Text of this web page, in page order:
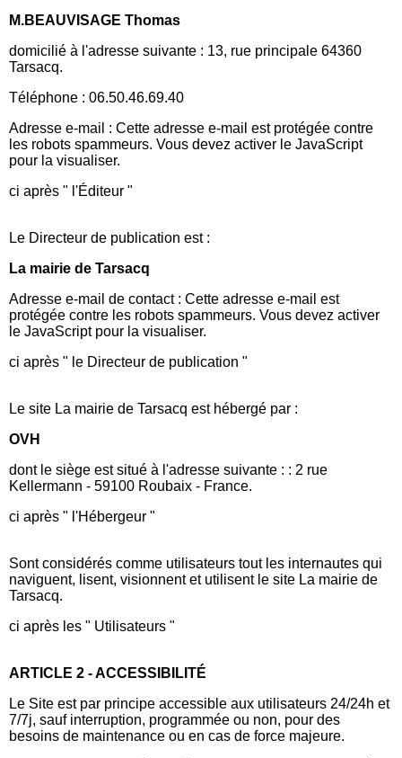
M.BEAUVISAGE Thomas
domicilié à l'adresse suivante : 13, rue principale 64360
Tarsacq.
Téléphone : 06.50.46.69.40
Adresse e-mail : Cette adresse e-mail est protégée contre
les robots spammeurs. Vous devez activer le JavaScript
pour la visualiser.
ci après " l'Éditeur "
Le Directeur de publication est :
La mairie de Tarsacq
Adresse e-mail de contact : Cette adresse e-mail est
protégée contre les robots spammeurs. Vous devez activer
le JavaScript pour la visualiser.
ci après " le Directeur de publication "
Le site La mairie de Tarsacq est hébergé par :
OVH
dont le siège est situé à l'adresse suivante : : 2 rue
Kellermann - 59100 Roubaix - France.
ci après " l'Hébergeur "
Sont considérés comme utilisateurs tout les internautes qui
naviguent, lisent, visionnent et utilisent le site La mairie de
Tarsacq.
ci après les " Utilisateurs "
ARTICLE 2 - ACCESSIBILITÉ
Le Site est par principe accessible aux utilisateurs 24/24h et
7/7j, sauf interruption, programmée ou non, pour des
besoins de maintenance ou en cas de force majeure.